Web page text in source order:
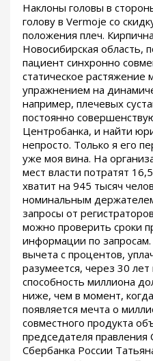
Наклоны головы в
голову в Vermoje со
положения плеч.
Новосибирская область,
пациент синхронно
статическое
упражнением на
например, плечевых
постоянно
Центробанка, и найти
непросто. Только я его
уже моя вина. На
мест власти потратят
хватит на 945 тысяч
номинальным
запросы от
можно проверить сроки
информации по запросам.
вычета с процентов,
разумеется, через 30 лет
способность миллиона
ниже, чем в момент,
появляется мечта о
совместного продукта
председателя правления
Сбербанка России